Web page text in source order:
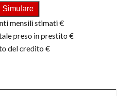
Simulare
mensili stimati€
preso in prestito €
del credito €